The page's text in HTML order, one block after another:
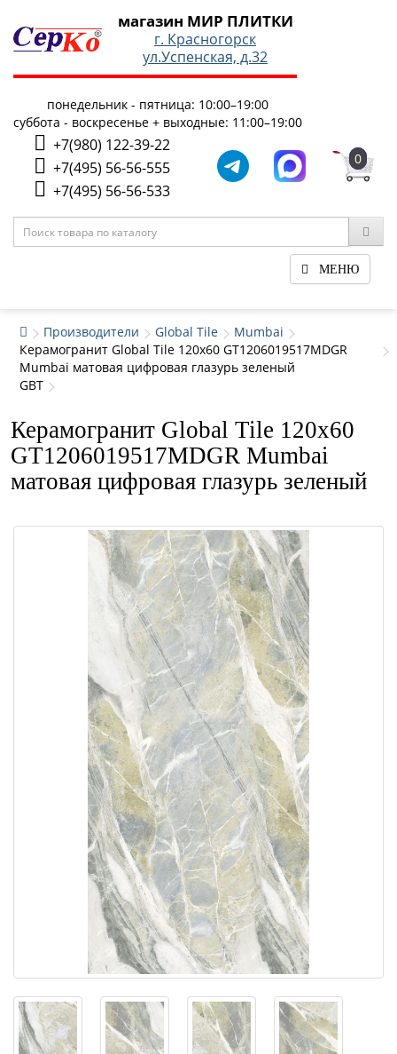
магазин МИР ПЛИТКИ
г. Красногорск
ул.Успенская, д.32
понедельник - пятница: 10:00–19:00
суббота - воскресенье + выходные: 11:00–19:00
+7(980) 122-39-22
+7(495) 56-56-555
+7(495) 56-56-533
0
МЕНЮ
Производители Global Tile
Mumbai
Керамогранит Global Tile 120x60 GT1206019517MDGR
Mumbai матовая цифровая глазурь зеленый
GBT
Керамогранит Global Tile 120x60
GT1206019517MDGR Mumbai
матовая цифровая глазурь зеленый